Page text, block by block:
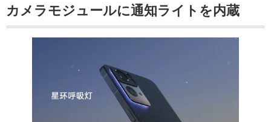
カメラモジュールに通知ライトを内蔵